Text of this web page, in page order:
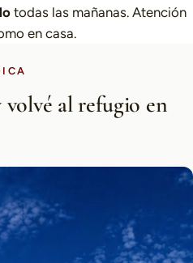
todas las mañanas. Atención
en casa.
al refugio en